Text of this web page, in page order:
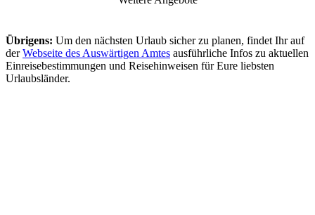
Übrigens: Um den nächsten Urlaub sicher zu planen, findet Ihr auf
derWebseite des Auswärtigen Amtes ausführliche Infos zu aktuellen
Einreisebestimmungen und Reisehinweisen für Eure liebsten
Urlaubsländer.